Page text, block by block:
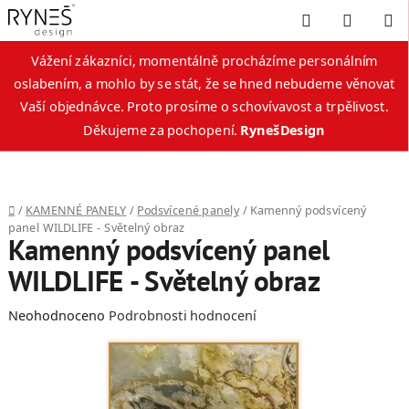
Vážení zákazníci, momentálně procházíme personálním
oslabením, a mohlo by se stát, že se hned nebudeme věnovat
Vaší objednávce. Proto prosíme o schovívavost a trpělivost.
Děkujeme za pochopení. RynešDesign
Hledat
KOŠÍK
Domů
/ KAMENNÉ PANELY / Podsvícené panely / Kamenný podsvícený
panel WILDLIFE - Světelný obraz
Kamenný podsvícený panel
WILDLIFE - Světelný obraz
Průměrné
Neohodnoceno Podrobnosti hodnocení